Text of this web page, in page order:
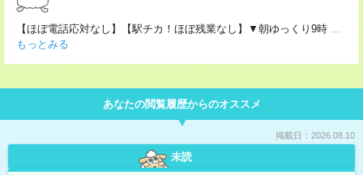
【ほぼ電話応対なし】【駅チカ！ほぼ残業なし】▼朝ゆっくり9時 ...
もっとみる
あなたの閲覧履歴からのオススメ
掲載日：2026.08.10
未読